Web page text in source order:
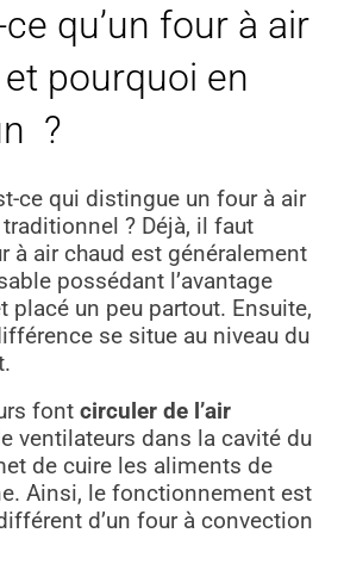
ce qu’un four à air
pourquoi en
?
ce qui distingue un four à air
traditionnel ? Déjà, il faut
à air chaud est généralement
possédant l’avantage
placé un peu partout. Ensuite,
se situe au niveau du
font circuler de l’air
ventilateurs dans la cavité du
de cuire les aliments de
Ainsi, le fonctionnement est
d’un four à convection